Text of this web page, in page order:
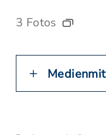
3 Fotos